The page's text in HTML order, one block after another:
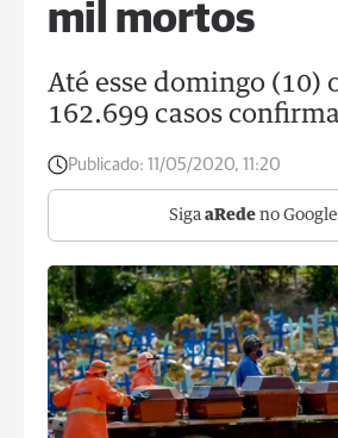
mil mortos
Até esse domingo (10)
162.699 casos
Publicado: 11/05/2020, 11:20
Siga aRede no Google